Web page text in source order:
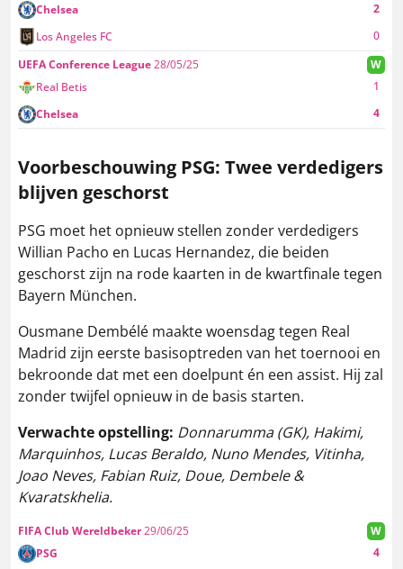
Los Angeles FC 0
Chelsea 2
UEFA Conference League28/05/25
W
Real Betis
1
Chelsea
4
Voorbeschouwing PSG: Twee verdedigers
blijven geschorst
PSG moet het opnieuw stellen zonder verdedigers
Willian Pacho en Lucas Hernandez, die beiden
geschorst zijn na rode kaarten in de kwartfinale tegen
Bayern München.
Ousmane Dembélé maakte woensdag tegen Real
Madrid zijn eerste basisoptreden van het toernooi en
bekroonde dat met een doelpunt én een assist. Hij zal
zonder twijfel opnieuw in de basis starten.
Verwachte opstelling: Donnarumma (GK), Hakimi,
Marquinhos, Lucas Beraldo, Nuno Mendes, Vitinha,
Joao Neves, Fabian Ruiz, Doue, Dembele &
Kvaratskhelia.
FIFA Club Wereldbeker29/06/25
W
PSG
4